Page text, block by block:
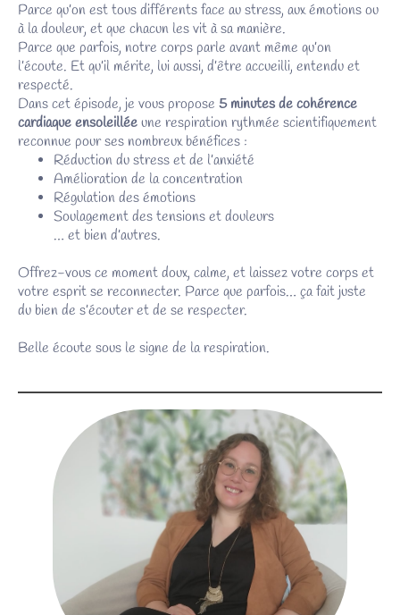
Parce qu’on est tous différents face au stress, aux émotions ou
à la douleur, et que chacun les vit à sa manière.
Parce que parfois, notre corps parle avant même qu’on
l’écoute. Et qu’il mérite, lui aussi, d’être accueilli, entendu et
respecté.
Dans cet épisode, je vous propose 5 minutes de cohérence
cardiaque ensoleilléeune respiration rythmée scientifiquement
reconnue pour ses nombreux bénéfices :
Réduction du stress et de l’anxiété
Amélioration de la concentration
Régulation des émotions
Soulagement des tensions et douleurs
… et bien d’autres.
Offrez-vous ce moment doux, calme, et laissez votre corps et
votre esprit se reconnecter. Parce que parfois… ça fait juste
du bien de s’écouter et de se respecter.
Belle écoute sous le signe de la respiration.